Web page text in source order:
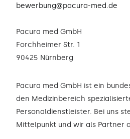
bewerbung@pacura-med.de
Pacura med GmbH
Forchheimer Str. 1
90425 Nürnberg
Pacura med GmbH ist ein
den Medizinbereich
Personaldienstleister. Bei uns
Mittelpunkt und wir als Partner